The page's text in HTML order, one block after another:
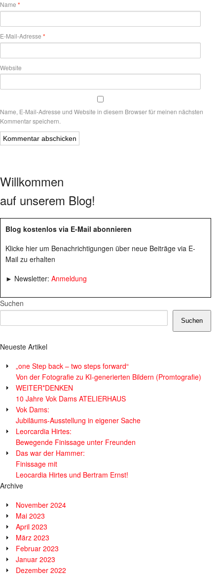
Name *
E-Mail-Adresse *
Website
Name, E-Mail-Adresse und Website in diesem Browser für meinen nächsten
Kommentar speichern.
Willkommen
auf unserem Blog!
Blog kostenlos via E-Mail abonnieren
Klicke hier um Benachrichtigungen über neue Beiträge via E-
Mail zu erhalten
► Newsletter: Anmeldung
Suchen
Suchen
Neueste Artikel
„one Step back – two steps forward“
Von der Fotografie zu KI-generierten Bildern (Promtografie)
WEITER*DENKEN
10 Jahre Vok Dams ATELIERHAUS
Vok Dams:
Jubiläums-Ausstellung in eigener Sache
Leorcardia Hirtes:
Bewegende Finissage unter Freunden
Das war der Hammer:
Finissage mit
Leocardia Hirtes und Bertram Ernst!
Archive
November 2024
Mai 2023
April 2023
März 2023
Februar 2023
Januar 2023
Dezember 2022